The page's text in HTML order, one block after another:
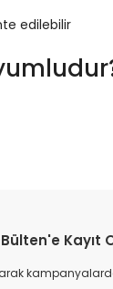
edilebilir
Kayıt